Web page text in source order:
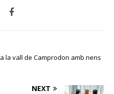
la vall de Camprodon amb nens
NEXT